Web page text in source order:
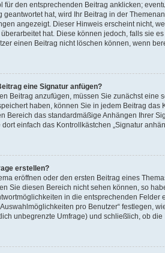
für den entsprechenden Beitrag anklicken;
geantwortet hat, wird Ihr Beitrag in der
angezeigt. Dieser Hinweis erscheint nicht,
hat. Diese können jedoch, falls sie
einen Beitrag nicht löschen können, wenn
eine Signatur anfügen?
Beitrag anzufügen, müssen Sie zunächst
haben, können Sie in jedem Beitrag
Bereich das standardmäßige Anhängen Ihrer
einfach das Kontrollkästchen „Signatur
erstellen?
eröffnen oder den ersten Beitrag eines
Sie diesen Bereich nicht sehen können, so
in die entsprechenden
pro Benutzer“ festlegen,
unbegrenzte Umfrage) und schließlich, ob